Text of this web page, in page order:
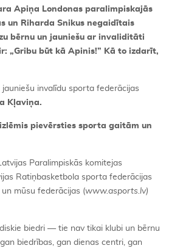
Apiņa Londonas paralimpiskajās
un Riharda Snikus negaidītais
bērnu un jauniešu ar invaliditāti
„Gribu būt kā Apinis!” Kā to izdarīt,
invalīdu sporta federācijas
Kļaviņa.
pievērsties sporta gaitām un
Paralimpiskās komitejas
Ratiņbasketbola sporta federācijas
un mūsu federācijas (www.asports.lv)
biedri — tie nav tikai klubi un bērnu
biedrības, gan dienas centri, gan